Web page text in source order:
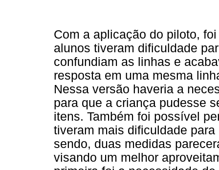
Com a aplicação do piloto,
alunos tiveram dificuldade
confundiam as linhas e
resposta em uma mesma
Nessa versão haveria a
para que a criança pudesse
itens. Também foi possível
tiveram mais dificuldade
sendo, duas medidas
visando um melhor